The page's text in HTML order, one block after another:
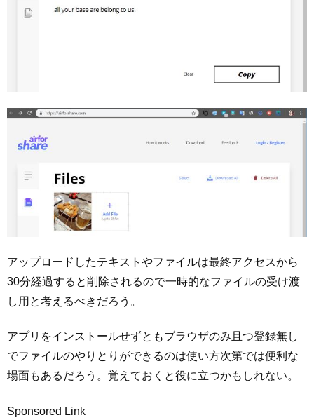
アップロードしたテキストやファイルは最終アクセスから
30分経過すると削除されるので一時的なファイルの受け渡
し用と考えるべきだろう。
アプリをインストールせずともブラウザのみ且つ登録無し
でファイルのやりとりができるのは使い方次第では便利な
場面もあるだろう。覚えておくと役に立つかもしれない。
Sponsored Link